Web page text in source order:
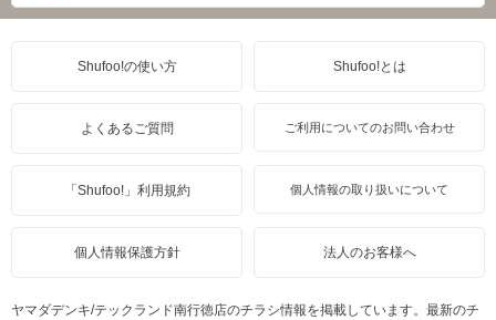
Shufoo!の使い方 Shufoo!とは
よくあるご質問 ご利用についてのお問い合わせ
「Shufoo!」利用規約 個人情報の取り扱いについて
個人情報保護方針 法人のお客様へ
ヤマダデンキ/テックランド南行徳店のチラシ情報を掲載しています。最新のチ